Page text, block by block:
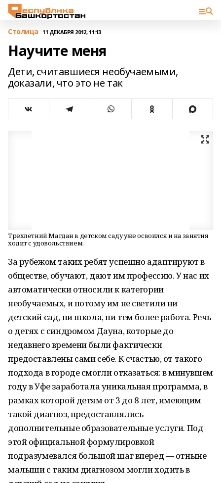
Столица 11 ДЕКАБРЯ 2012, 11:13
Научите меня
Дети, считавшиеся необучаемыми,
доказали, что это не так
Трехлетний Магдан в детском саду уже освоился и на занятия
ходит с удовольствием.
За рубежом таких ребят успешно адаптируют в
обществе, обучают, дают им профессию. У нас их
автоматически относили к категории
необучаемых, и потому им не светили ни
детский сад, ни школа, ни тем более работа. Речь
о детях с синдромом Дауна, которые до
недавнего времени были фактически
предоставлены сами себе. К счастью, от такого
подхода в городе смогли отказаться: в минувшем
году в Уфе заработала уникальная программа, в
рамках которой детям от 3 до 8 лет, имеющим
такой диагноз, предоставлялись
дополнительные образовательные услуги. Под
этой официальной формулировкой
подразумевался большой шаг вперед — отныне
малыши с таким диагнозом могли ходить в